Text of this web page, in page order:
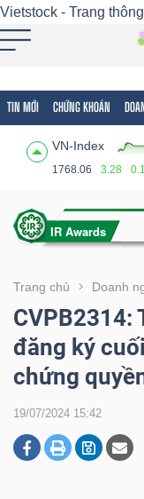
Vietstock - Trang
TIN MỚI CHỨNG KHOÁN
VN-Index
1768.06 3.28
Trang chủ Doanh
CVPB2314:
đăng ký
chứng
19/07/2024 15:42
Tất cả Tính
Tính
(-)
VIETSTOCK
CHỨNG
KHOÁN
DOANH